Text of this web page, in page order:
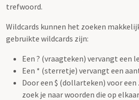
trefwoord.
Wildcards kunnen het zoeken
gebruikte wildcards zijn:
Een ? (vraagteken) vervangt een
Een * (sterretje) vervangt een
Door een $ (dollarteken) voor
zoek je naar woorden die op